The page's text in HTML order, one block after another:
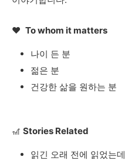
❤️ To whom it matters
나이 든 분
젊은 분
건강한 삶을 원하는 분
🎢 Stories Related
읽긴 오래 전에 읽었는데